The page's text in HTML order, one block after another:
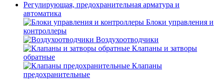
Регулирующая, предохранительная арматура и
автоматика
Блоки управления и
контроллеры
Воздухоотводчики
Клапаны и затворы
обратные
Клапаны
предохранительные